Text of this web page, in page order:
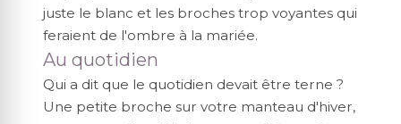
juste le blanc et les broches trop voyantes qui
feraient de l'ombre à la mariée.
Au quotidien
Qui a dit que le quotidien devait être terne ?
Une petite broche sur votre manteau d'hiver,